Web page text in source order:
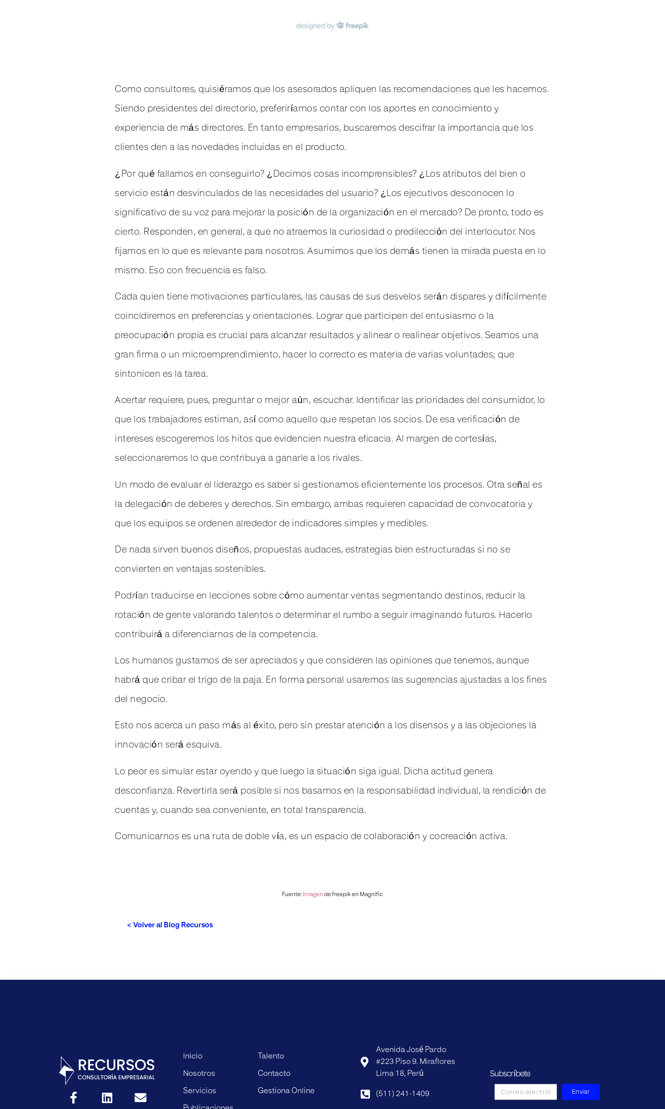
Como consultores, quisiéramos que los asesorados apliquen las recomendaciones que les hacemos.
Siendo presidentes del directorio, preferiríamos contar con los aportes en conocimiento y
experiencia de más directores. En tanto empresarios, buscaremos descifrar la importancia que los
clientes den a las novedades incluidas en el producto.
¿Por qué fallamos en conseguirlo? ¿Decimos cosas incomprensibles? ¿Los atributos del bien o
servicio están desvinculados de las necesidades del usuario? ¿Los ejecutivos desconocen lo
significativo de su voz para mejorar la posición de la organización en el mercado? De pronto, todo es
cierto. Responden, en general, a que no atraemos la curiosidad o predilección del interlocutor. Nos
fijamos en lo que es relevante para nosotros. Asumimos que los demás tienen la mirada puesta en lo
mismo. Eso con frecuencia es falso.
Cada quien tiene motivaciones particulares, las causas de sus desvelos serán dispares y difícilmente
coincidiremos en preferencias y orientaciones. Lograr que participen del entusiasmo o la
preocupación propia es crucial para alcanzar resultados y alinear o realinear objetivos. Seamos una
gran firma o un microemprendimiento, hacer lo correcto es materia de varias voluntades; que
sintonicen es la tarea.
Acertar requiere, pues, preguntar o mejor aún, escuchar. Identificar las prioridades del consumidor, lo
que los trabajadores estiman, así como aquello que respetan los socios. De esa verificación de
intereses escogeremos los hitos que evidencien nuestra eficacia. Al margen de cortesías,
seleccionaremos lo que contribuya a ganarle a los rivales.
Un modo de evaluar el liderazgo es saber si gestionamos eficientemente los procesos. Otra señal es
la delegación de deberes y derechos. Sin embargo, ambas requieren capacidad de convocatoria y
que los equipos se ordenen alrededor de indicadores simples y medibles.
De nada sirven buenos diseños, propuestas audaces, estrategias bien estructuradas si no se
convierten en ventajas sostenibles.
Podrían traducirse en lecciones sobre cómo aumentar ventas segmentando destinos, reducir la
rotación de gente valorando talentos o determinar el rumbo a seguir imaginando futuros. Hacerlo
contribuirá a diferenciarnos de la competencia.
Los humanos gustamos de ser apreciados y que consideren las opiniones que tenemos, aunque
habrá que cribar el trigo de la paja. En forma personal usaremos las sugerencias ajustadas a los fines
del negocio.
Esto nos acerca un paso más al éxito, pero sin prestar atención a los disensos y a las objeciones la
innovación será esquiva.
Lo peor es simular estar oyendo y que luego la situación siga igual. Dicha actitud genera
desconfianza. Revertirla será posible si nos basamos en la responsabilidad individual, la rendición de
cuentas y, cuando sea conveniente, en total transparencia.
Comunicarnos es una ruta de doble vía, es un espacio de colaboración y cocreación activa.
Fuente: Imagen de freepik en Magnific
< Volver al Blog Recursos
Inicio
Nosotros
Servicios
Talento
Contacto
Gestiona Online
Avenida José Pardo
#223 Piso 9. Miraflores
Lima 18, Perú
(511) 241-1409
Subscríbete
Enviar